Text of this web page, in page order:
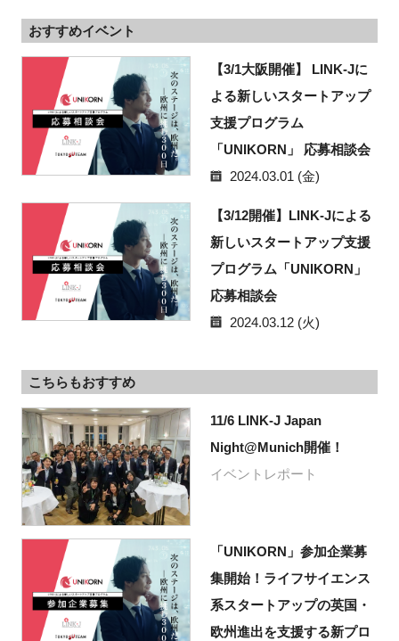
おすすめイベント
【3/1大阪開催】 LINK-Jに
よる新しいスタートアップ
支援プログラム
「UNIKORN」 応募相談会
2024.03.01 (金)
【3/12開催】LINK-Jによる
新しいスタートアップ支援
プログラム「UNIKORN」
応募相談会
2024.03.12 (火)
こちらもおすすめ
11/6 LINK-J Japan
Night@Munich開催！
イベントレポート
「UNIKORN」参加企業募
集開始！ライフサイエンス
系スタートアップの英国・
欧州進出を支援する新プロ